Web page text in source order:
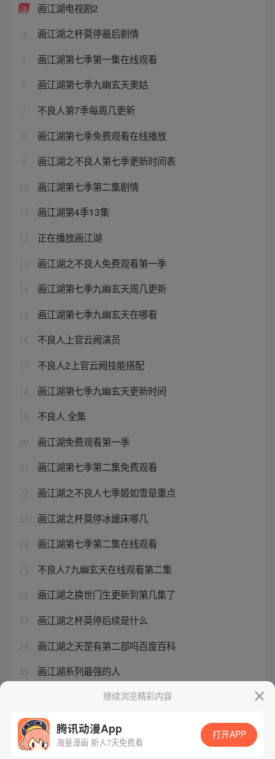
3 画江湖电视剧2
4 画江湖之杯莫停最后剧情
5 画江湖第七季第一集在线观看
6 画江湖第七季九幽玄天奥姑
7 不良人第7季每周几更新
8 画江湖第七季免费观看在线播放
9 画江湖之不良人第七季更新时间表
10 画江湖第七季第二集剧情
画江湖第4季13集
12 正在播放画江湖
13 画江湖之不良人免费观看第一季
14 画江湖第七季九幽玄天周几更新
15 画江湖第七季九幽玄天在哪看
16 不良人上官云阙演员
17 不良人2上官云阙技能搭配
18 画江湖第七季九幽玄天更新时间
19 不良人 全集
20 画江湖免费观看第一季
21 画江湖第七季第二集免费观看
22 画江湖之不良人七季姬如雪是重点
23 画江湖之杯莫停冰媛床哪几
24 画江湖第七季第二集在线观看
25 不良人7九幽玄天在线观看第二集
26 画江湖之换世门生更新到第几集了
27 画江湖之杯莫停后续是什么
28 画江湖之天罡有第二部吗百度百科
29 画江湖系列最强的人
画江湖第七季第一集剧情介绍
继续浏览精彩内容
腾讯动漫App
海量漫画 新人7天免费看
打开APP